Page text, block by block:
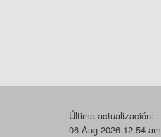
Última actualización:
06-Aug-2026 12:54 am